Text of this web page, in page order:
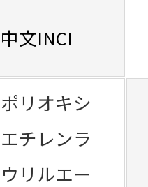
中文INCI
ポリオキシ
エチレンラ
ウリルエー